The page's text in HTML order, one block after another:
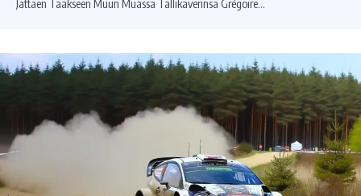
Jättäen Taakseen Muun Muassa Tallikaverinsa Grégoire…